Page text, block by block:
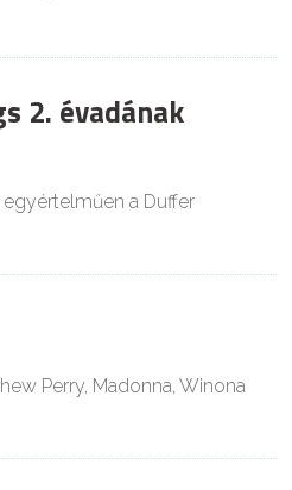
2. évadának
a Duffer
Perry, Madonna, Winona